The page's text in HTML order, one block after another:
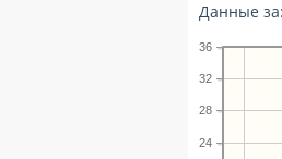
Данные за:
24
28
32
36